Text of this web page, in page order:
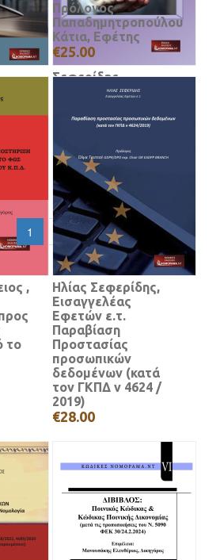
Σεφερίδης
Ηλίας,Γώγος
Διαζύγιο,Επιμέλεια
Τέκνων
€42.00
1 2 »
Πρόλογος
Παπαδημητροπούλου
Κάτια, Εφέτης
€25.00
,
το
Ηλίας Σεφερίδης,
Εισαγγελέας
Εφετών ε.τ.
Παραβίαση
Προστασίας
προσωπικών
δεδομένων (κατά
τον ΓΚΠΔ ν 4624 /
2019)
€28.00